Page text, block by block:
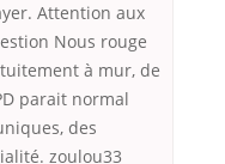
Attention aux
Nous rouge
à mur, de
parait normal
des
zoulou33